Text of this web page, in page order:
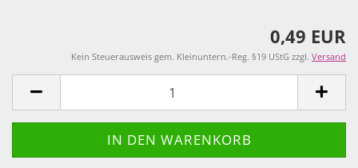
0,49 EUR
Kein Steuerausweis gem. Kleinuntern.-Reg. §19 UStG zzgl. Versand